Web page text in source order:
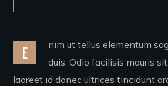
E
nim ut tellus elementum
duis. Odio facilisis mauris
laoreet id donec ultrices tincidunt